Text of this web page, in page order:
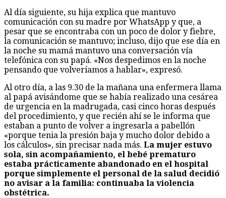
Al día siguiente, su hija explica que mantuvo
comunicación con su madre por WhatsApp y que, a
pesar que se encontraba con un poco de dolor y fiebre,
la comunicación se mantuvo; incluso, dijo que ese día en
la noche su mamá mantuvo una conversación vía
telefónica con su papá. «Nos despedimos en la noche
pensando que volveríamos a hablar», expresó.
Al otro día, a las 9.30 de la mañana una enfermera llama
al papá avisándome que se había realizado una cesárea
de urgencia en la madrugada, casi cinco horas después
del procedimiento, y que recién ahí se le informa que
estaban a punto de volver a ingresarla a pabellón
«porque tenia la presión baja y mucho dolor debido a
los cálculos», sin precisar nada más. La mujer estuvo
sola, sin acompañamiento, el bebé prematuro
estaba prácticamente abandonado en el hospital
porque simplemente el personal de la salud decidió
no avisar a la familia: continuaba la violencia
obstétrica.